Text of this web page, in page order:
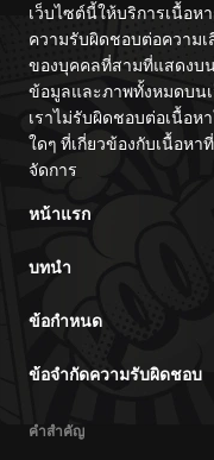
เว็บไซต์นี้ให้บริการเนื้อห
ความรับผิดชอบต่อความ
ของบุคคลที่สามที่แสดงบ
ข้อมูลและภาพทั้งหมดบนเ
เราไม่รับผิดชอบต่อเนื้อ
ใดๆ ที่เกี่ยวข้องกับเนื้อห
จัดการ
หน้าแรก
บทนำ
ข้อกำหนด
ข้อจำกัดความรับผิดชอบ
คำสำคัญ